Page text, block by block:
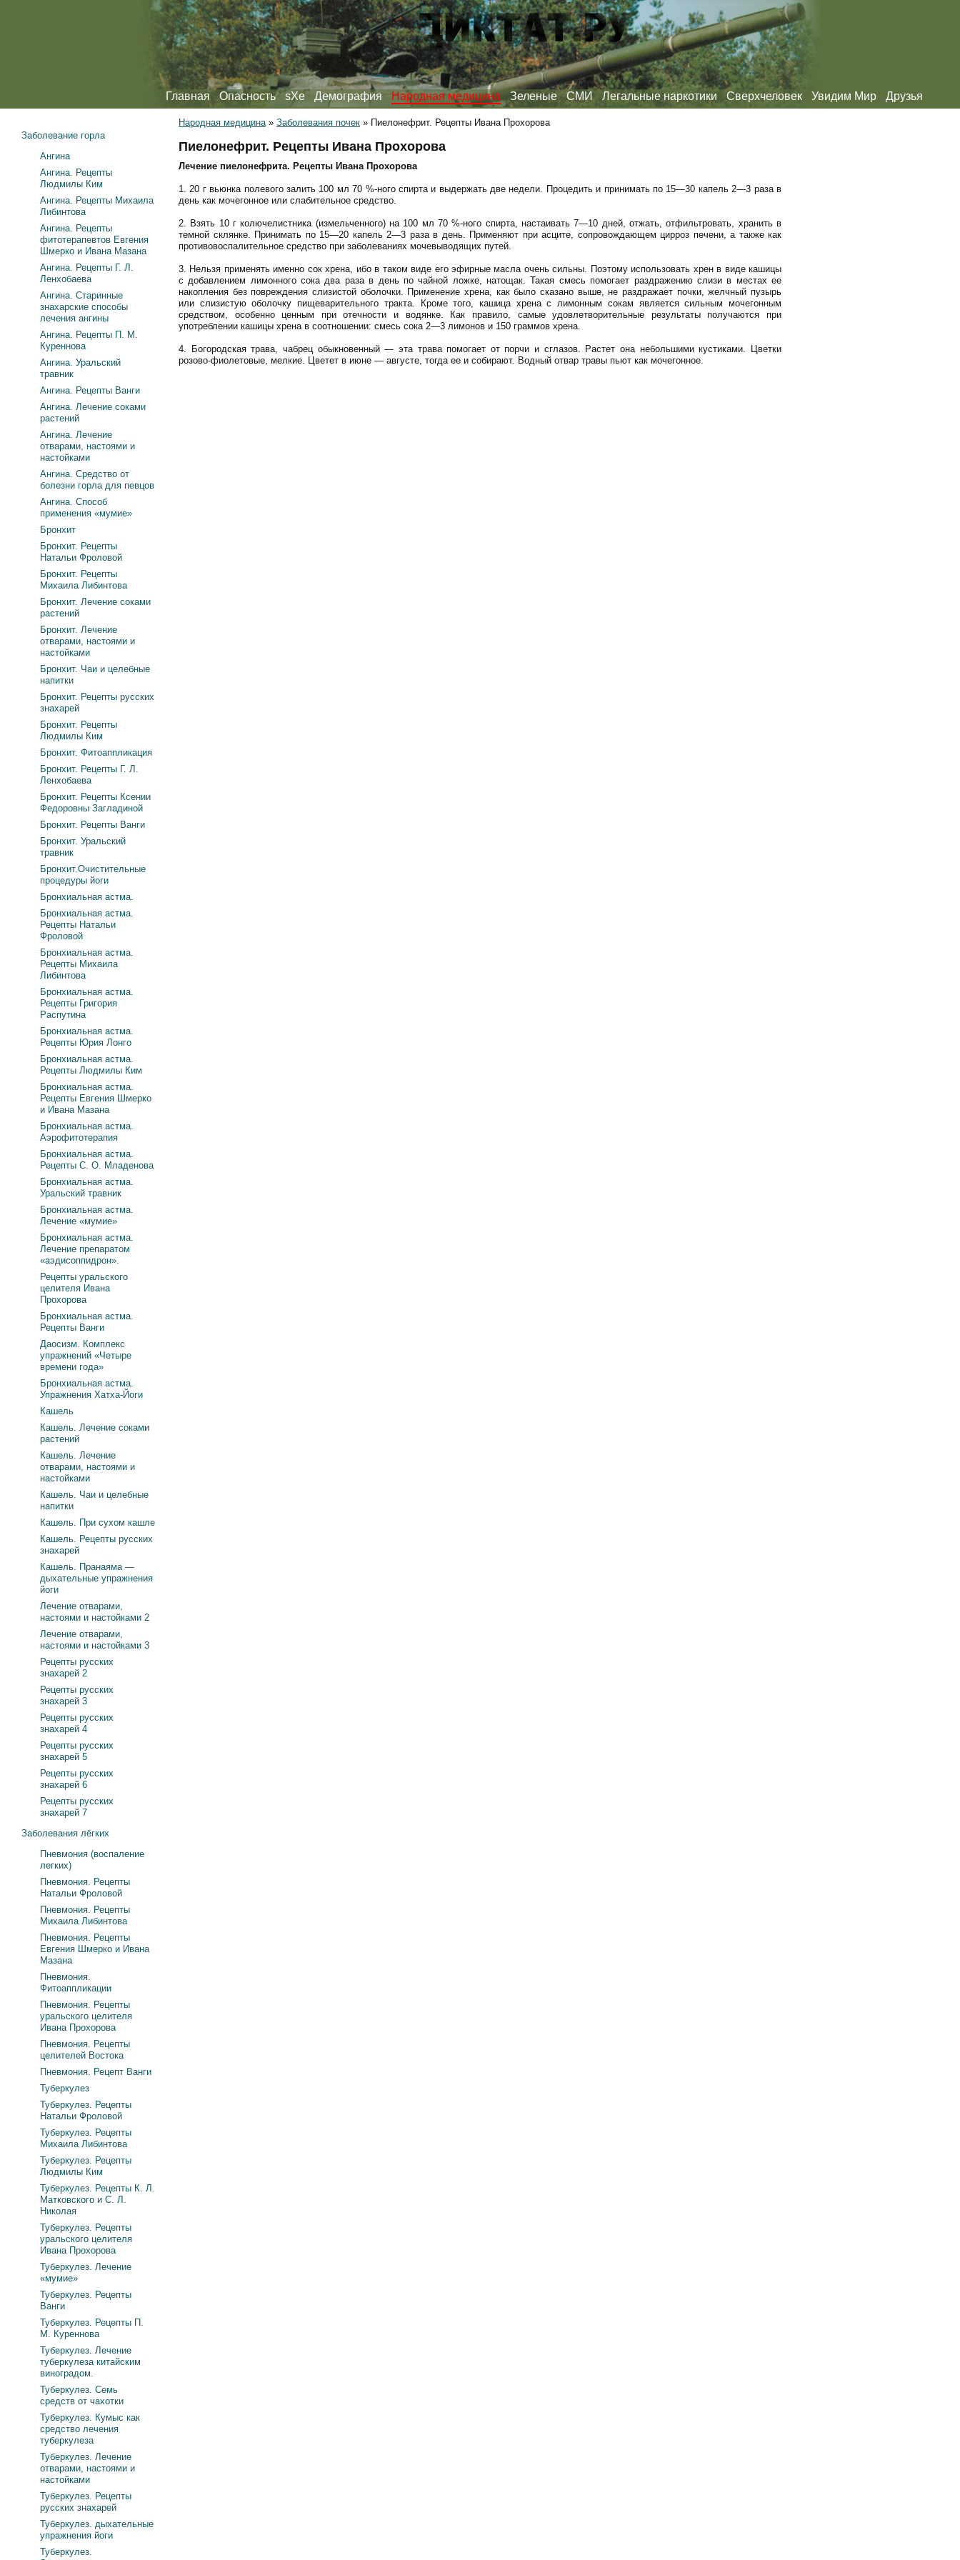
Главная Опасность sXe Демография Народная медицина Зеленые СМИ Легальные наркотики Сверхчеловек Увидим Мир Друзья
Народная медицина» Заболевания почек » Пиелонефрит. Рецепты Ивана Прохорова
Пиелонефрит. Рецепты Ивана Прохорова
Лечение пиелонефрита. Рецепты Ивана Прохорова
1. 20 г вьюнка полевого залить 100 мл 70 %-ного спирта и выдержать две недели. Процедить и принимать по 15—30 капель 2—3 раза в
день как мочегонное или слабительное средство.
2. Взять 10 г колючелистника (измельченного) на 100 мл 70 %-ного спирта, настаивать 7—10 дней, отжать, отфильтровать, хранить в
темной склянке. Принимать по 15—20 капель 2—3 раза в день. Применяют при асците, сопровождающем цирроз печени, а также как
противовоспалительное средство при заболеваниях мочевыводящих путей.
3. Нельзя применять именно сок хрена, ибо в таком виде его эфирные масла очень сильны. Поэтому использовать хрен в виде кашицы
с добавлением лимонного сока два раза в день по чайной ложке, натощак. Такая смесь помогает раздражению слизи в местах ее
накопления без повреждения слизистой оболочки. Применение хрена, как было сказано выше, не раздражает почки, желчный пузырь
или слизистую оболочку пищеварительного тракта. Кроме того, кашица хрена с лимонным сокам является сильным мочегонным
средством, особенно ценным при отечности и водянке. Как правило, самые удовлетворительные результаты получаются при
употреблении кашицы хрена в соотношении: смесь сока 2—3 лимонов и 150 граммов хрена.
4. Богородская трава, чабрец обыкновенный — эта трава помогает от порчи и сглазов. Растет она небольшими кустиками. Цветки
розово-фиолетовые, мелкие. Цветет в июне — августе, тогда ее и собирают. Водный отвар травы пьют как мочегонное.
Заболевание горла
Ангина
Ангина. Рецепты
Людмилы Ким
Ангина. Рецепты Михаила
Либинтова
Ангина. Рецепты
фитотерапевтов Евгения
Шмерко и Ивана Мазана
Ангина. Рецепты Г. Л.
Ленхобаева
Ангина. Старинные
знахарские способы
лечения ангины
Ангина. Рецепты П. М.
Куреннова
Ангина. Уральский
травник
Ангина. Рецепты Ванги
Ангина. Лечение соками
растений
Ангина. Лечение
отварами, настоями и
настойками
Ангина. Средство от
болезни горла для певцов
Ангина. Способ
применения «мумие»
Бронхит
Бронхит. Рецепты
Натальи Фроловой
Бронхит. Рецепты
Михаила Либинтова
Бронхит. Лечение соками
растений
Бронхит. Лечение
отварами, настоями и
настойками
Бронхит. Чаи и целебные
напитки
Бронхит. Рецепты русских
знахарей
Бронхит. Рецепты
Людмилы Ким
Бронхит. Фитоаппликация
Бронхит. Рецепты Г. Л.
Ленхобаева
Бронхит. Рецепты Ксении
Федоровны Загладиной
Бронхит. Рецепты Ванги
Бронхит. Уральский
травник
Бронхит.Очистительные
процедуры йоги
Бронхиальная астма.
Бронхиальная астма.
Рецепты Натальи
Фроловой
Бронхиальная астма.
Рецепты Михаила
Либинтова
Бронхиальная астма.
Рецепты Григория
Распутина
Бронхиальная астма.
Рецепты Юрия Лонго
Бронхиальная астма.
Рецепты Людмилы Ким
Бронхиальная астма.
Рецепты Евгения Шмерко
и Ивана Мазана
Бронхиальная астма.
Аэрофитотерапия
Бронхиальная астма.
Рецепты С. О. Младенова
Бронхиальная астма.
Уральский травник
Бронхиальная астма.
Лечение «мумие»
Бронхиальная астма.
Лечение препаратом
«аэдисоппидрон».
Рецепты уральского
целителя Ивана
Прохорова
Бронхиальная астма.
Рецепты Ванги
Даосизм. Комплекс
упражнений «Четыре
времени года»
Бронхиальная астма.
Упражнения Хатха-Йоги
Кашель
Кашель. Лечение соками
растений
Кашель. Лечение
отварами, настоями и
настойками
Кашель. Чаи и целебные
напитки
Кашель. При сухом кашле
Кашель. Рецепты русских
знахарей
Кашель. Пранаяма —
дыхательные упражнения
йоги
Лечение отварами,
настоями и настойками 2
Лечение отварами,
настоями и настойками 3
Рецепты русских
знахарей 2
Рецепты русских
знахарей 3
Рецепты русских
знахарей 4
Рецепты русских
знахарей 5
Рецепты русских
знахарей 6
Рецепты русских
знахарей 7
Заболевания лёгких
Пневмония (воспаление
легких)
Пневмония. Рецепты
Натальи Фроловой
Пневмония. Рецепты
Михаила Либинтова
Пневмония. Рецепты
Евгения Шмерко и Ивана
Мазана
Пневмония.
Фитоаппликации
Пневмония. Рецепты
уральского целителя
Ивана Прохорова
Пневмония. Рецепты
целителей Востока
Пневмония. Рецепт Ванги
Туберкулез
Туберкулез. Рецепты
Натальи Фроловой
Туберкулез. Рецепты
Михаила Либинтова
Туберкулез. Рецепты
Людмилы Ким
Туберкулез. Рецепты К. Л.
Матковского и С. Л.
Николая
Туберкулез. Рецепты
уральского целителя
Ивана Прохорова
Туберкулез. Лечение
«мумие»
Туберкулез. Рецепты
Ванги
Туберкулез. Рецепты П.
М. Куреннова
Туберкулез. Лечение
туберкулеза китайским
виноградом.
Туберкулез. Семь
средств от чахотки
Туберкулез. Кумыс как
средство лечения
туберкулеза
Туберкулез. Лечение
отварами, настоями и
настойками
Туберкулез. Рецепты
русских знахарей
Туберкулез. дыхательные
упражнения йоги
Туберкулез.